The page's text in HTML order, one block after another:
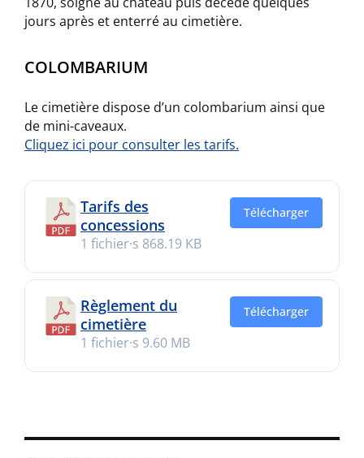
jours après et enterré au cimetière.
COLOMBARIUM
Le cimetière dispose d’un colombarium ainsi que
de mini-caveaux.
Cliquez ici pour consulter les tarifs.
Tarifs des
concessions
1 fichier·s 868.19 KB
Télécharger
Règlement du
cimetière
1 fichier·s 9.60 MB
Télécharger